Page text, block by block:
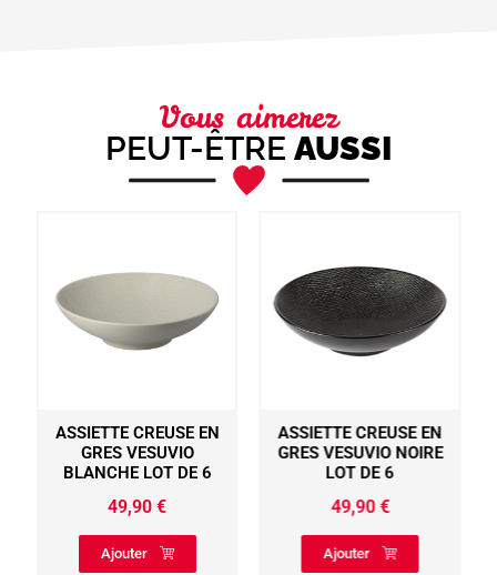
Vous aimerez
PEUT-ÊTRE AUSSI
ASSIETTE CREUSE EN
GRES VESUVIO
BLANCHE LOT DE 6
49,90 €
Ajouter
ASSIETTE CREUSE EN
GRES VESUVIO NOIRE
LOT DE 6
49,90€
Ajouter